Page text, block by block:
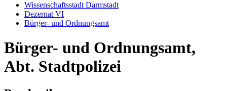
Wissenschaftsstadt Darmstadt
Dezernat VI
Bürger- und Ordnungsamt
Bürger- und Ordnungsamt,
Abt. Stadtpolizei